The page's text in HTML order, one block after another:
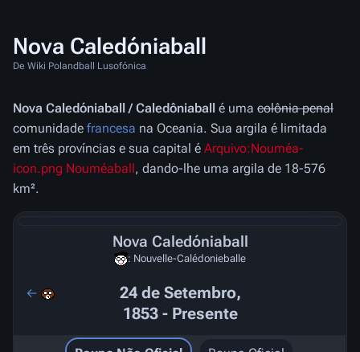
Nova Caledóniaball
De Wiki Polandball Lusofónica
Nova Caledóniaball / Caledôniaball é uma colônia penal
comunidade francesa na Oceania. Sua argila é limitada
em três províncias e sua capital é Arquivo:Nouméa-
icon.png Nouméaball, dando-lhe uma argila de 18-576
km².
Nova Caledóniaball
: Nouvelle-Calédonieballe
←
24 de Setembro,
1853 - Presente